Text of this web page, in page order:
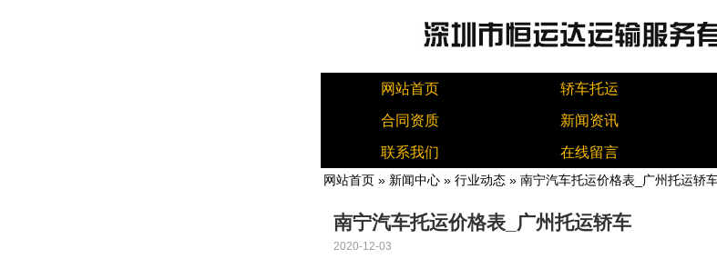
网站首页 轿车托运
合同资质 新闻资讯
联系我们 在线留言
网站首页 » 新闻中心 » 行业动态 » 南宁汽车托运价格表_广州托运轿
南宁汽车托运价格表_广州托运轿车
2020-12-03